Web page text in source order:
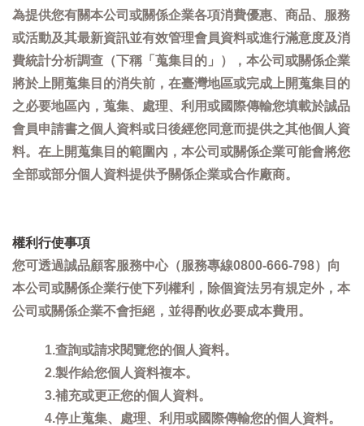
為提供您有關本公司或關係企業各項消費優惠、商品、服務
或活動及其最新資訊並有效管理會員資料或進行滿意度及消
費統計分析調查（下稱「蒐集目的」），本公司或關係企業
將於上開蒐集目的消失前，在臺灣地區或完成上開蒐集目的
之必要地區內，蒐集、處理、利用或國際傳輸您填載於誠品
會員申請書之個人資料或日後經您同意而提供之其他個人資
料。在上開蒐集目的範圍內，本公司或關係企業可能會將您
全部或部分個人資料提供予關係企業或合作廠商。
權利行使事項
您可透過誠品顧客服務中心（服務專線0800-666-798）向
本公司或關係企業行使下列權利，除個資法另有規定外，本
公司或關係企業不會拒絕，並得酌收必要成本費用。
1.查詢或請求閱覽您的個人資料。
2.製作給您個人資料複本。
3.補充或更正您的個人資料。
4.停止蒐集、處理、利用或國際傳輸您的個人資料。